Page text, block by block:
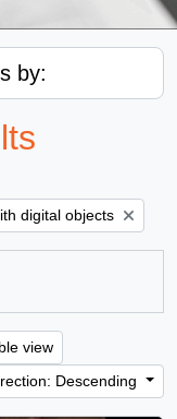
by:
filter:
digital objects
view
Descending